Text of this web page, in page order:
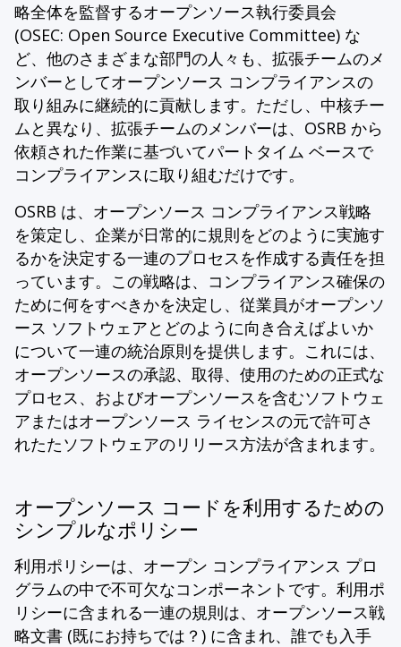
略全体を監督するオープンソース執行委員会
(OSEC: Open Source Executive Committee) な
ど、他のさまざまな部門の人々も、拡張チームのメ
ンバーとしてオープンソース コンプライアンスの
取り組みに継続的に貢献します。ただし、中核チー
ムと異なり、拡張チームのメンバーは、OSRB から
依頼された作業に基づいてパートタイム ベースで
コンプライアンスに取り組むだけです。
OSRB は、オープンソース コンプライアンス戦略
を策定し、企業が日常的に規則をどのように実施す
るかを決定する一連のプロセスを作成する責任を担
っています。この戦略は、コンプライアンス確保の
ために何をすべきかを決定し、従業員がオープンソ
ース ソフトウェアとどのように向き合えばよいか
について一連の統治原則を提供します。これには、
オープンソースの承認、取得、使用のための正式な
プロセス、およびオープンソースを含むソフトウェ
アまたはオープンソース ライセンスの元で許可さ
れたたソフトウェアのリリース方法が含まれます。
オープンソース コードを利用するための
シンプルなポリシー
利用ポリシーは、オープン コンプライアンス プロ
グラムの中で不可欠なコンポーネントです。利用ポ
リシーに含まれる一連の規則は、オープンソース戦
略文書 (既にお持ちでは？) に含まれ、誰でも入手